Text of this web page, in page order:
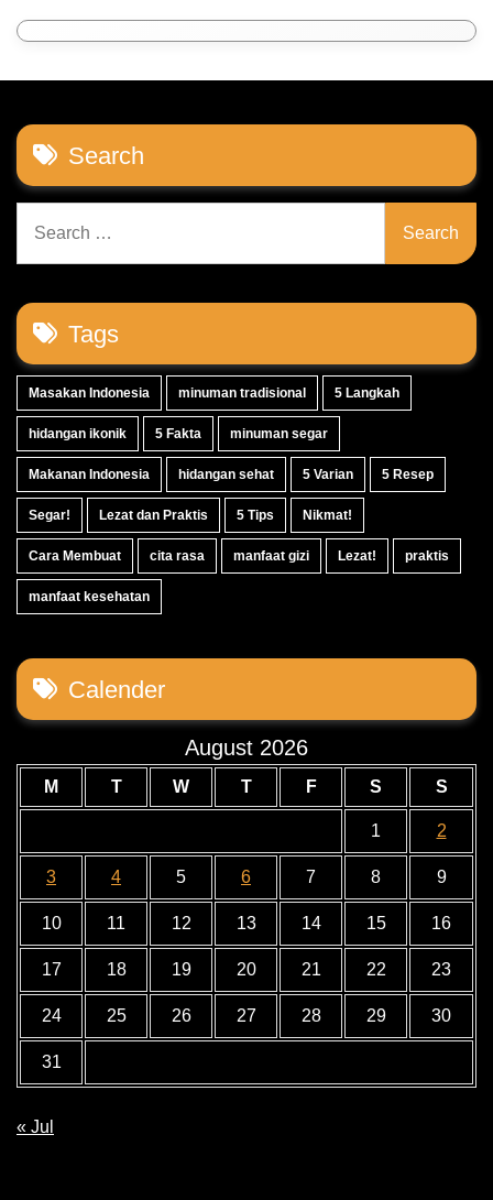
Search
for:
Tags
Masakan Indonesia minuman tradisional 5 Langkah
hidangan ikonik 5 Fakta minuman segar
Makanan Indonesia hidangan sehat 5 Varian 5 Resep
Segar! Lezat dan Praktis 5 Tips Nikmat!
Cara Membuat cita rasa manfaat gizi Lezat! praktis
manfaat kesehatan
Calender
August 2026
M T W T F S S
1 2
3 4 5 6 7 8 9
10 11 12 13 14 15 16
17 18 19 20 21 22 23
24 25 26 27 28 29 30
31
« Jul